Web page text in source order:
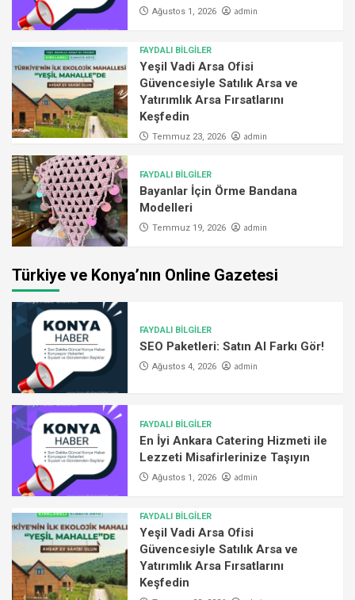
Ağustos 1, 2026 admin
FAYDALI BİLGİLER
Yeşil Vadi Arsa Ofisi
Güvencesiyle Satılık Arsa ve
Yatırımlık Arsa Fırsatlarını
Keşfedin
Temmuz 23, 2026 admin
FAYDALI BİLGİLER
Bayanlar İçin Örme Bandana
Modelleri
Temmuz 19, 2026 admin
Türkiye ve Konya’nın Online Gazetesi
FAYDALI BİLGİLER
SEO Paketleri: Satın Al Farkı Gör!
Ağustos 4, 2026 admin
FAYDALI BİLGİLER
En İyi Ankara Catering Hizmeti ile
Lezzeti Misafirlerinize Taşıyın
Ağustos 1, 2026 admin
FAYDALI BİLGİLER
Yeşil Vadi Arsa Ofisi
Güvencesiyle Satılık Arsa ve
Yatırımlık Arsa Fırsatlarını
Keşfedin